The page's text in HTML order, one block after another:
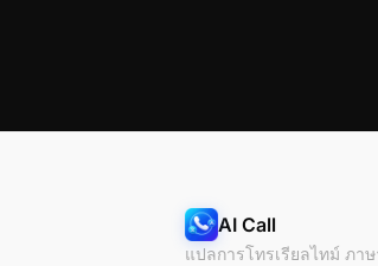
AI Call
แปลการโทรเรียลไทม์ ภาษ